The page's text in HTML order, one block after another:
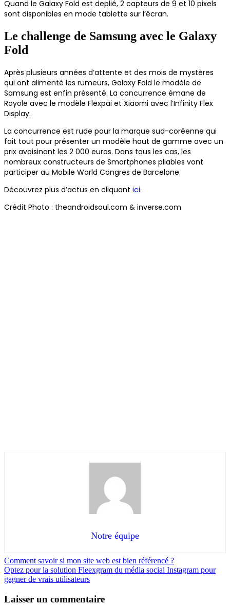
Quand le Galaxy Fold est deplié, 2 capteurs de 9 et 10 pixels
sont disponibles en mode tablette sur l’écran.
Le challenge de Samsung avec le Galaxy
Fold
Après plusieurs années d’attente et des mois de mystères
qui ont alimenté les rumeurs, Galaxy Fold le modèle de
Samsung est enfin présenté. La concurrence émane de
Royole avec le modèle Flexpai et Xiaomi avec l’Infinity Flex
Display.
La concurrence est rude pour la marque sud-coréenne qui
fait tout pour présenter un modèle haut de gamme avec un
prix avoisinant les 2 000 euros. Dans tous les cas, les
nombreux constructeurs de Smartphones pliables vont
participer au Mobile World Congres de Barcelone.
Découvrez plus d’actus en cliquant ici.
Crédit Photo : theandroidsoul.com & inverse.com
Notre équipe
Comment savoir si mon site web est bien référencé ?
Optez pour la solution Fleexgram du média social Instagram pour
gagner de vrais utilisateurs
Laisser un commentaire